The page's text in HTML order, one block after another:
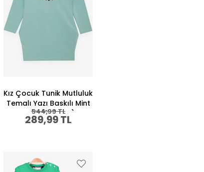
Kız Çocuk Tunik Mutluluk
Temalı Yazı Baskılı Mint
Yeşili (8-9 Yaş)
289,99 TL
544,99 TL